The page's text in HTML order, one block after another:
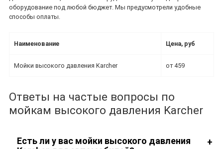
оборудование под любой бюджет. Мы предусмотрели удобные
способы оплаты.
Наименование Цена, руб
Мойки высокого давления Karcher от 459
Ответы на частые вопросы по
мойкам высокого давления Karcher
Есть ли у вас мойки высокого давления